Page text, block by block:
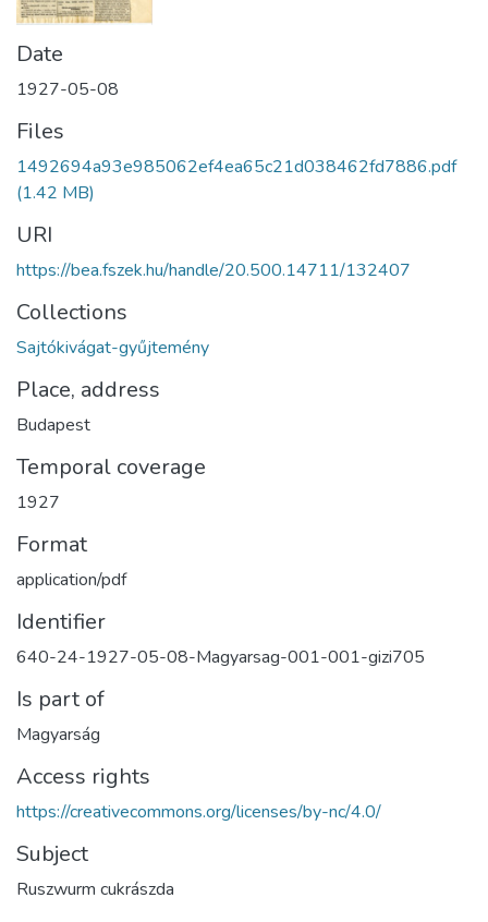
Date
1927-05-08
Files
1492694a93e985062ef4ea65c21d038462fd7886.pdf
(1.42 MB)
URI
https://bea.fszek.hu/handle/20.500.14711/132407
Collections
Sajtókivágat-gyűjtemény
Place, address
Budapest
Temporal coverage
1927
Format
application/pdf
Identifier
640-24-1927-05-08-Magyarsag-001-001-gizi705
Is part of
Magyarság
Access rights
https://creativecommons.org/licenses/by-nc/4.0/
Subject
Ruszwurm cukrászda